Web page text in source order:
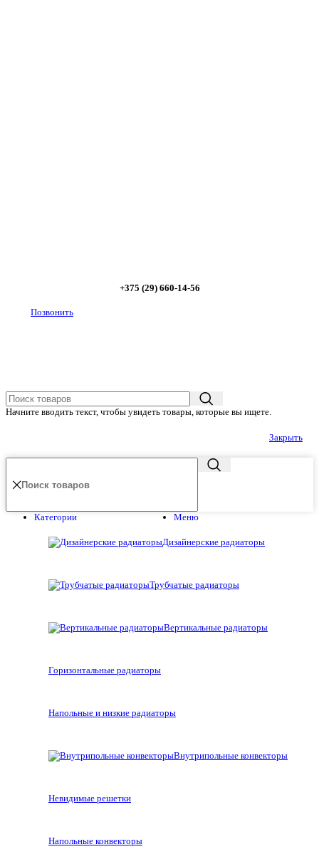
+375 (29) 660-14-56
Позвонить
Начните вводить текст, чтобы увидеть товары, которые вы ищете.
Закрыть
Меню
Категории
Дизайнерские радиаторы
Трубчатые радиаторы
Вертикальные радиаторы
Горизонтальные радиаторы
Напольные и низкие радиаторы
Внутрипольные конвекторы
Невидимые решетки
Напольные конвекторы